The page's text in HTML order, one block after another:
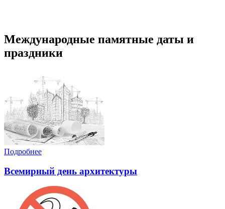
Международные памятные даты и
праздники
Подробнее
Всемирный день архитектуры